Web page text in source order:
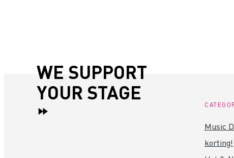
WE SUPPORT
YOUR STAGE
Music
korting!